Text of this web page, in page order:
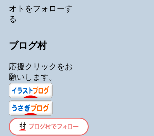
オトをフォローす
る
ブログ村
応援クリックをお
願いします。